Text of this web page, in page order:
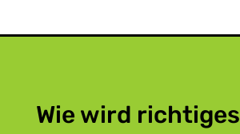
Wie wird richtiges